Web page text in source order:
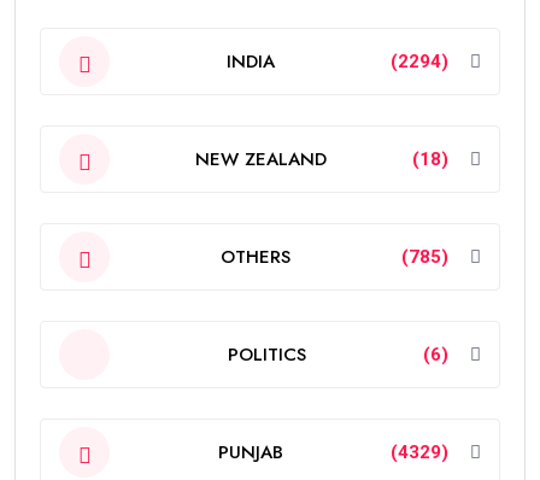
INDIA (2294)
NEW ZEALAND (18)
OTHERS (785)
POLITICS (6)
PUNJAB (4329)